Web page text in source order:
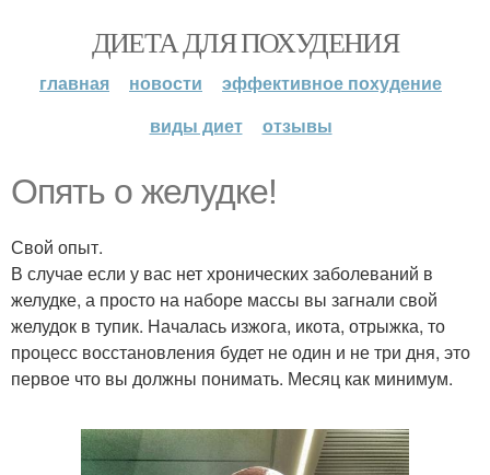
ДИЕТА ДЛЯ ПОХУДЕНИЯ
главная новости
эффективное похудение
виды диет
отзывы
Опять о желудке!
Свой опыт.
В случае если у вас нет хронических заболеваний в
желудке, а просто на наборе массы вы загнали свой
желудок в тупик. Началась изжога, икота, отрыжка, то
процесс восстановления будет не один и не три дня, это
первое что вы должны понимать. Месяц как минимум.